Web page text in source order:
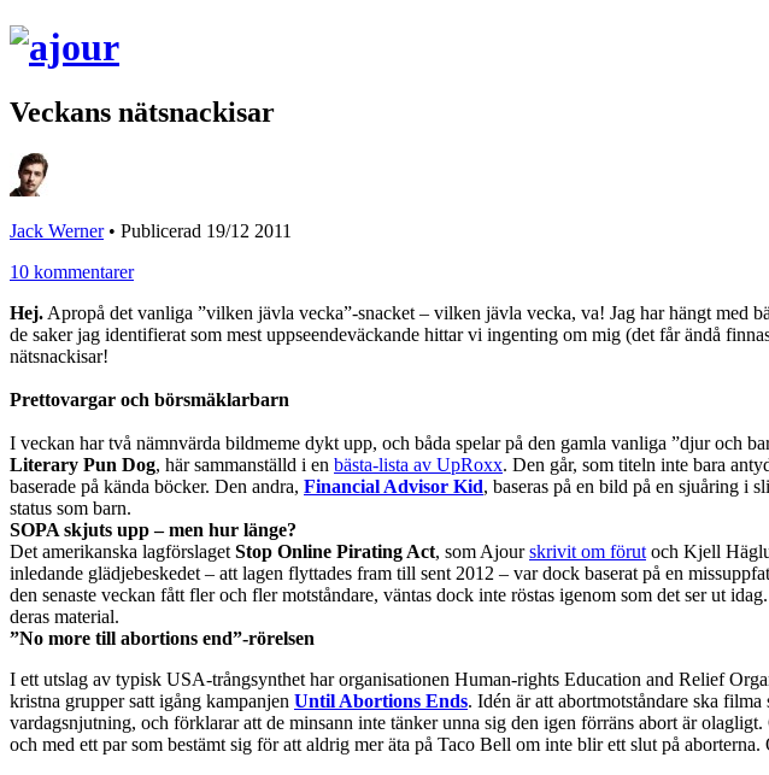
Veckans nätsnackisar
Jack Werner• Publicerad 19/12 2011
10 kommentarer
Hej. Apropå det vanliga ”vilken jävla vecka”-snacket – vilken jävla vecka, va! Jag har hängt med
de saker jag identifierat som mest uppseendeväckande hittar vi ingenting om mig (det får ändå
nätsnackisar!
Prettovargar och börsmäklarbarn
I veckan har två nämnvärda bildmeme dykt upp, och båda spelar på den gamla vanliga ”djur och
Literary Pun Dog, här sammanställd i en bästa-lista av UpRoxx. Den går, som titeln inte bara
baserade på kända böcker. Den andra, Financial Advisor Kid, baseras på en bild på en sjuåring i
status som barn.
SOPA skjuts upp – men hur länge?
Det amerikanska lagförslaget Stop Online Pirating Act, som Ajourskrivit om förut och Kjell
inledande glädjebeskedet – att lagen flyttades fram till sent 2012 – var dock baserat på en
den senaste veckan fått fler och fler motståndare, väntas dock inte röstas igenom som det ser ut
deras material.
”No more till abortions end”-rörelsen
I ett utslag av typisk USA-trångsynthet har organisationen Human-rights Education and Relief
kristna grupper satt igång kampanjen Until Abortions Ends. Idén är att abortmotståndare ska
vardagsnjutning, och förklarar att de minsann inte tänker unna sig den igen förräns abort är
och med ett par som bestämt sig för att aldrig mer äta på Taco Bell om inte blir ett slut på